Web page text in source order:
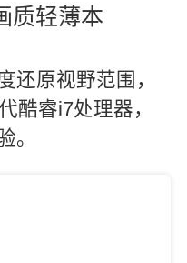
质轻薄本
还原视野范围，
酷睿i7处理器，
。